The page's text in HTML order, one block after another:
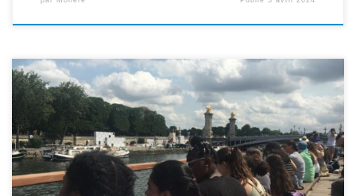
Les éco-délégués du collège Molière ont finalisé cette année
scolaire par une balade en bateau-mouche sur la Seine.
Accompagnés de Mme Ponin et Mme Lac ils ont pu profiter de la
vue sur les plus beaux monuments de Paris. Merci à eux pour leur
implication cette année pour faire du […]